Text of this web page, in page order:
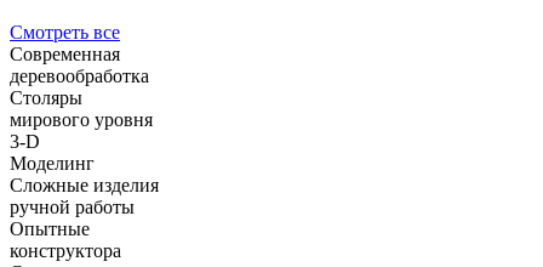
Смотреть все
Современная
деревообработка
Столяры
мирового уровня
3-D
Моделинг
Сложные изделия
ручной работы
Опытные
конструктора